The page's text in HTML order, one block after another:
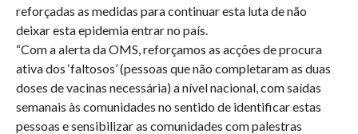
reforçadas as medidas para continuar esta luta de não
deixar esta epidemia entrar no país.
“Com a alerta da OMS, reforçamos as acções de procura
ativa dos ‘faltosos’ (pessoas que não completaram as duas
doses de vacinas necessária) a nível nacional, com saídas
semanais às comunidades no sentido de identificar estas
pessoas e sensibilizar as comunidades com palestras